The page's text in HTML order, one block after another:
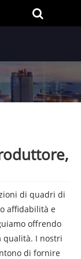
di quadri di
affidabilità e
offrendo
qualità. I nostri
di fornire